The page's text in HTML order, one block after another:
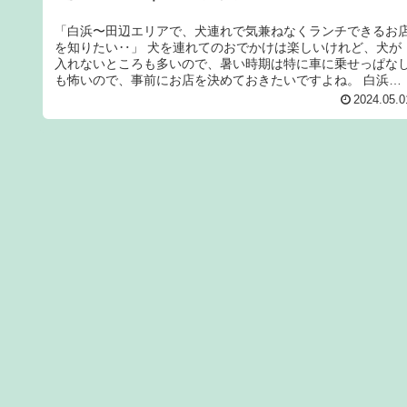
「白浜〜田辺エリアで、犬連れで気兼ねなくランチできるお
を知りたい‥」 犬を連れてのおでかけは楽しいけれど、犬が
入れないところも多いので、暑い時期は特に車に乗せっぱな
も怖いので、事前にお店を決めておきたいですよね。 白浜〜